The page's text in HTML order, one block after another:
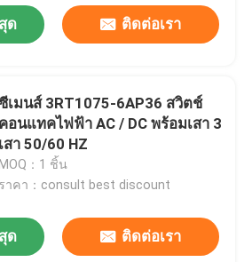
ด ติดต่อเรา
เมนส์ 3RT1075-6AP36 สวิตช์
คอนแทคไฟฟ้า AC / DC พร้อมเสา 3
เสา 50/60 HZ
MOQ：1 ชิ้น
ราคา：consult best discount
ด ติดต่อเรา
เครื่องวัดกระแสรั่วไหล Fluke Multiเมตร แบบดิจิตอลพร้อมด้วย Crest Factor 368 368FC